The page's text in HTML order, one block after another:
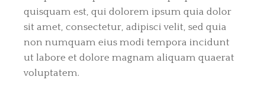
quisquam est, qui dolorem ipsum quia dolor
sit amet, consectetur, adipisci velit, sed quia
non numquam eius modi tempora incidunt
ut labore et dolore magnam aliquam quaerat
voluptatem.